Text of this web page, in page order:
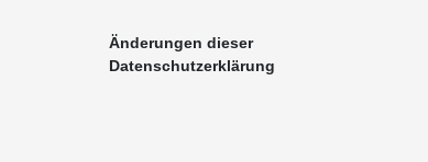
Änderungen dieser
Datenschutzerklärung